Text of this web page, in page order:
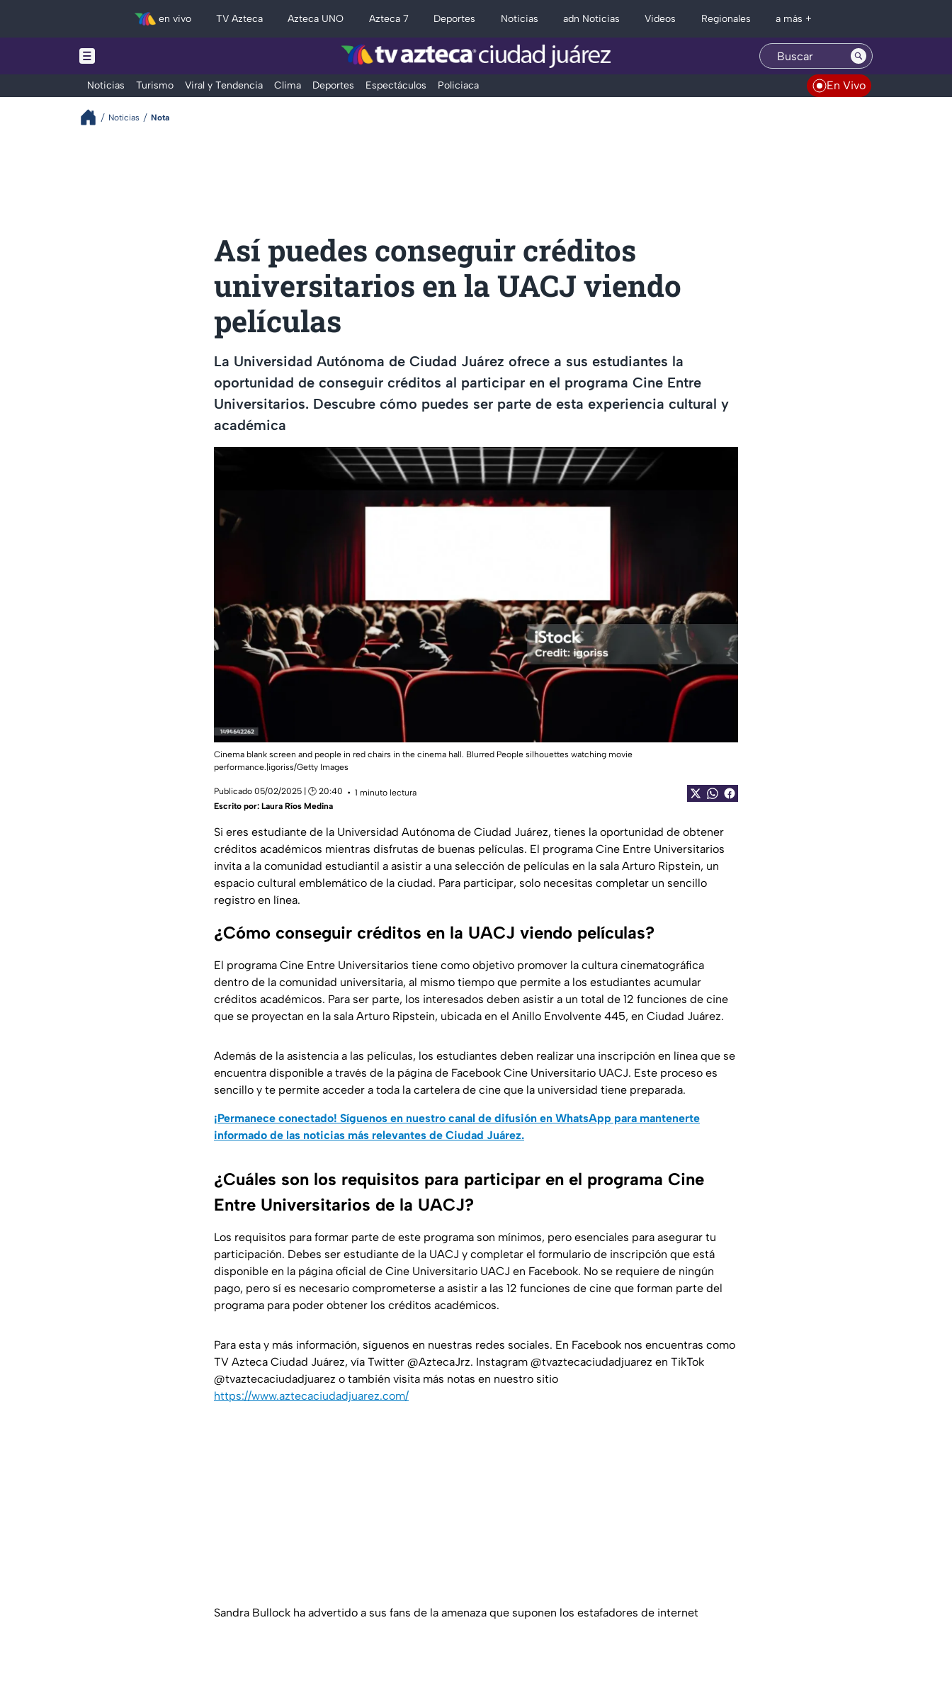
en vivo TV Azteca Azteca UNO Azteca 7 Deportes Noticias adn Noticias Videos Regionales a más +
Noticias Turismo Viral y Tendencia Clima Deportes Espectáculos Policiaca En Vivo
Noticias Nota
Así puedes conseguir créditos
universitarios en la UACJ viendo
películas
La Universidad Autónoma de Ciudad Juárez ofrece a sus estudiantes la
oportunidad de conseguir créditos al participar en el programa Cine Entre
Universitarios. Descubre cómo puedes ser parte de esta experiencia cultural y
académica
Cinema blank screen and people in red chairs in the cinema hall. Blurred People silhouettes watching movie
performance.|igoriss/Getty Images
Publicado 05/02/2025 | 🕑 20:40
1 minuto lectura
Escrito por: Laura Ríos Medina
Si eres estudiante de la Universidad Autónoma de Ciudad Juárez, tienes la oportunidad de obtener
créditos académicos mientras disfrutas de buenas películas. El programa Cine Entre Universitarios
invita a la comunidad estudiantil a asistir a una selección de películas en la sala Arturo Ripstein, un
espacio cultural emblemático de la ciudad. Para participar, solo necesitas completar un sencillo
registro en línea.
¿Cómo conseguir créditos en la UACJ viendo películas?
El programa Cine Entre Universitarios tiene como objetivo promover la cultura cinematográfica
dentro de la comunidad universitaria, al mismo tiempo que permite a los estudiantes acumular
créditos académicos. Para ser parte, los interesados deben asistir a un total de 12 funciones de cine
que se proyectan en la sala Arturo Ripstein, ubicada en el Anillo Envolvente 445, en Ciudad Juárez.
Además de la asistencia a las películas, los estudiantes deben realizar una inscripción en línea que se
encuentra disponible a través de la página de Facebook Cine Universitario UACJ. Este proceso es
sencillo y te permite acceder a toda la cartelera de cine que la universidad tiene preparada.
¡Permanece conectado! Síguenos en nuestro canal de difusión en WhatsApp para mantenerte
informado de las noticias más relevantes de Ciudad Juárez.
¿Cuáles son los requisitos para participar en el programa Cine
Entre Universitarios de la UACJ?
Los requisitos para formar parte de este programa son mínimos, pero esenciales para asegurar tu
participación. Debes ser estudiante de la UACJ y completar el formulario de inscripción que está
disponible en la página oficial de Cine Universitario UACJ en Facebook. No se requiere de ningún
pago, pero sí es necesario comprometerse a asistir a las 12 funciones de cine que forman parte del
programa para poder obtener los créditos académicos.
Para esta y más información, síguenos en nuestras redes sociales. En Facebook nos encuentras como
TV Azteca Ciudad Juárez, vía Twitter @AztecaJrz. Instagram @tvaztecaciudadjuarez en TikTok
@tvaztecaciudadjuarez o también visita más notas en nuestro sitio
https://www.aztecaciudadjuarez.com/
Sandra Bullock ha advertido a sus fans de la amenaza que suponen los estafadores de internet